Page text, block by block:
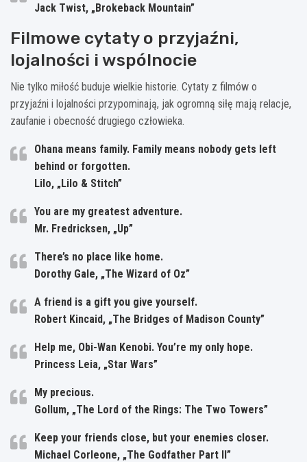
Jack Twist, „Brokeback Mountain”
Filmowe cytaty o przyjaźni,
lojalności i wspólnocie
Nie tylko miłość buduje wielkie historie. Cytaty z filmów o
przyjaźni i lojalności przypominają, jak ogromną siłę mają relacje,
zaufanie i obecność drugiego człowieka.
Ohana means family. Family means nobody gets left
behind or forgotten.
Lilo, „Lilo & Stitch”
You are my greatest adventure.
Mr. Fredricksen, „Up”
There’s no place like home.
Dorothy Gale, „The Wizard of Oz”
A friend is a gift you give yourself.
Robert Kincaid, „The Bridges of Madison County”
Help me, Obi-Wan Kenobi. You’re my only hope.
Princess Leia, „Star Wars”
My precious.
Gollum, „The Lord of the Rings: The Two Towers”
Keep your friends close, but your enemies closer.
Michael Corleone, „The Godfather Part II”